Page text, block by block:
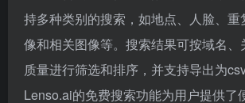
2. Lenso.ai